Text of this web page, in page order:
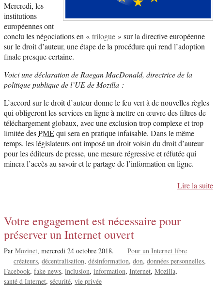
Mercredi, les
institutions
européennes ont
conclu les négociations en « trilogue » sur la directive européenne
sur le droit d’auteur, une étape de la procédure qui rend l’adoption
finale presque certaine.
Voici une déclaration de Raegan MacDonald, directrice de la
politique publique de l’UE de Mozilla :
L’accord sur le droit d’auteur donne le feu vert à de nouvelles règles
qui obligeront les services en ligne à mettre en œuvre des filtres de
téléchargement globaux, avec une exclusion trop complexe et trop
limitée desPMEqui sera en pratique infaisable. Dans le même
temps, les législateurs ont imposé un droit voisin du droit d’auteur
pour les éditeurs de presse, une mesure régressive et réfutée qui
minera l’accès au savoir et le partage de l’information en ligne.
Lire la suite
Votre engagement est nécessaire pour
préserver un Internet ouvert
Par Mozinet, mercredi 24 octobre 2018.
Pour un Internet libre
créateurs décentralisation désinformation don données personnelles
Facebook fake news inclusion information Internet Mozilla
santé d Internet sécurité vie privée